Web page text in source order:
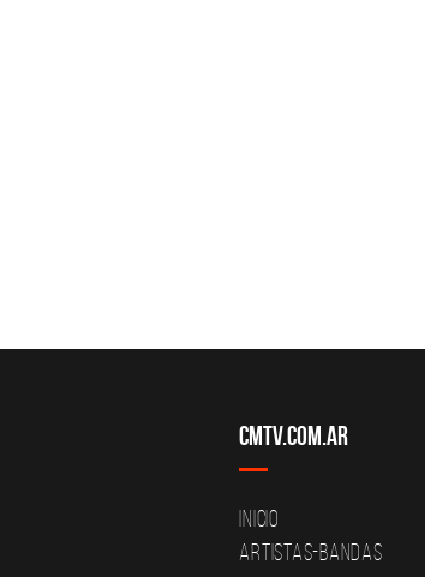
CMTV.com.ar
Inicio
Artistas-Bandas